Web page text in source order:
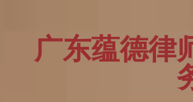
广东蕴德律